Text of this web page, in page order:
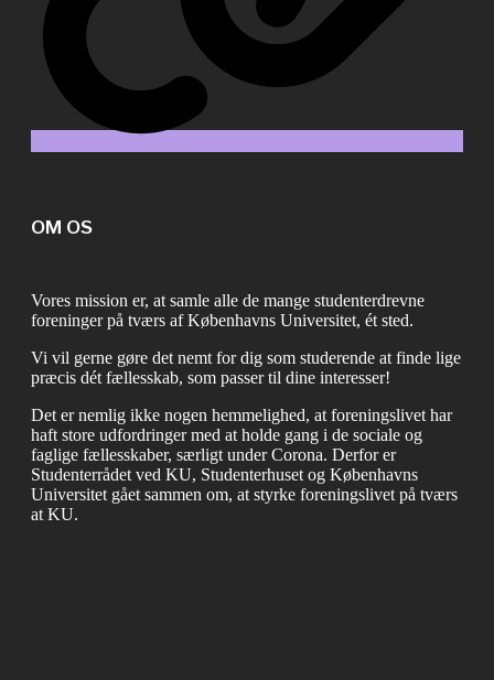
OM OS
Vores mission er, at samle alle de mange studenterdrevne
foreninger på tværs af Københavns Universitet, ét sted.
Vi vil gerne gøre det nemt for dig som studerende at finde lige
præcis dét fællesskab, som passer til dine interesser!
Det er nemlig ikke nogen hemmelighed, at foreningslivet har
haft store udfordringer med at holde gang i de sociale og
faglige fællesskaber, særligt under Corona. Derfor er
Studenterrådet ved KU, Studenterhuset og Københavns
Universitet gået sammen om, at styrke foreningslivet på tværs
at KU.